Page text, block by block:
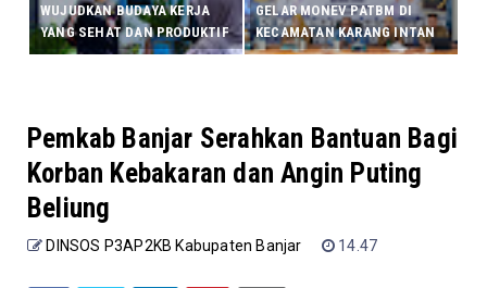
WUJUDKAN BUDAYA KERJA
YANG SEHAT DAN PRODUKTIF
GELAR MONEV PATBM DI
KECAMATAN KARANG INTAN
Pemkab Banjar Serahkan Bantuan Bagi
Korban Kebakaran dan Angin Puting
Beliung
DINSOS P3AP2KB Kabupaten Banjar 14.47